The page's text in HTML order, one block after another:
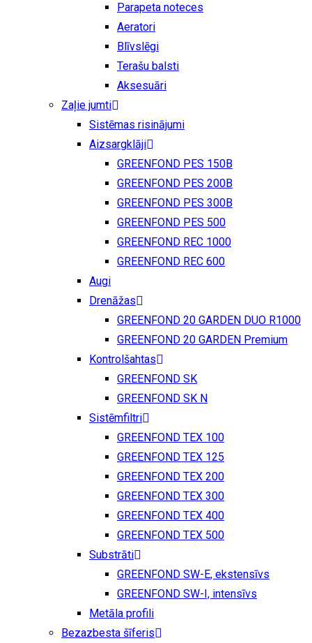
Parapeta noteces
Aeratori
Blīvslēgi
Terašu balsti
Aksesuāri
Zaļie jumti
Sistēmas risinājumi
Aizsargklāji
GREENFOND PES 150B
GREENFOND PES 200B
GREENFOND PES 300B
GREENFOND PES 500
GREENFOND REC 1000
GREENFOND REC 600
Augi
Drenāžas
GREENFOND 20 GARDEN DUO R1000
GREENFOND 20 GARDEN Premium
Kontrolšahtas
GREENFOND SK
GREENFOND SK N
Sistēmfiltri
GREENFOND TEX 100
GREENFOND TEX 125
GREENFOND TEX 200
GREENFOND TEX 300
GREENFOND TEX 400
GREENFOND TEX 500
Substrāti
GREENFOND SW-E, ekstensīvs
GREENFOND SW-I, intensīvs
Metāla profili
Bezazbesta šīferis